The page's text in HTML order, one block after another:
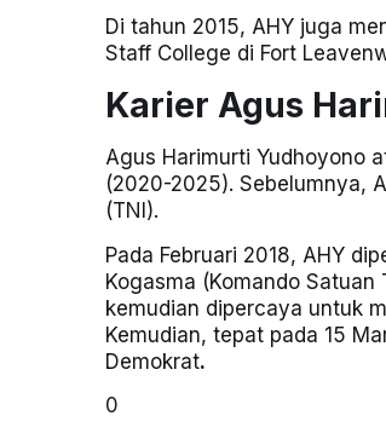
Di tahun 2015, AHY juga
Staff College di Fort
Karier Agus
Agus Harimurti Yudhoyono
(2020-2025). Sebelumnya,
(TNI).
Pada Februari 2018, AHY
Kogasma (Komando Satuan
kemudian dipercaya untuk
Kemudian, tepat pada 15
Demokrat.
0